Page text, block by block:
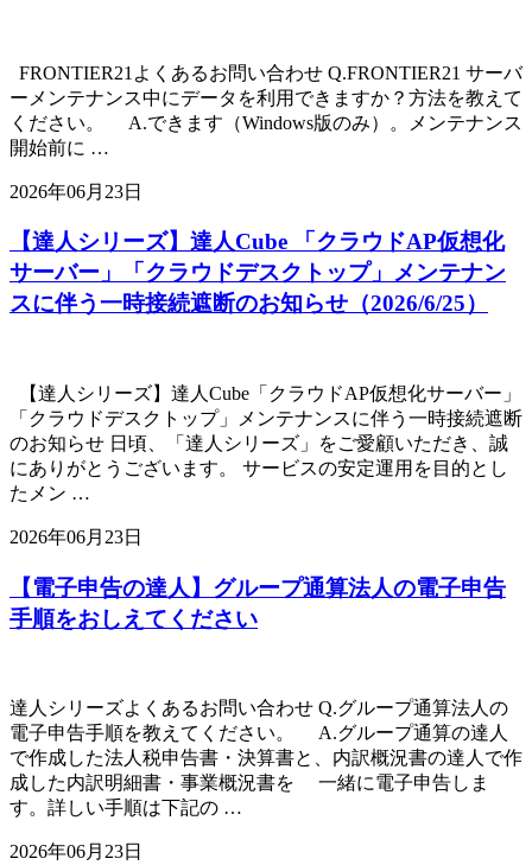
FRONTIER21よくあるお問い合わせ Q.FRONTIER21 サーバ
ーメンテナンス中にデータを利用できますか？方法を教えて
ください。 A.できます（Windows版のみ）。メンテナンス
開始前に …
2026年06月23日
【達人シリーズ】達人Cube 「クラウドAP仮想化
サーバー」「クラウドデスクトップ」メンテナン
スに伴う一時接続遮断のお知らせ（2026/6/25）
【達人シリーズ】達人Cube「クラウドAP仮想化サーバー」
「クラウドデスクトップ」メンテナンスに伴う一時接続遮断
のお知らせ 日頃、「達人シリーズ」をご愛顧いただき、誠
にありがとうございます。 サービスの安定運用を目的とし
たメン …
2026年06月23日
【電子申告の達人】グループ通算法人の電子申告
手順をおしえてください
達人シリーズよくあるお問い合わせ Q.グループ通算法人の
電子申告手順を教えてください。 A.グループ通算の達人
で作成した法人税申告書・決算書と、内訳概況書の達人で作
成した内訳明細書・事業概況書を 一緒に電子申告しま
す。詳しい手順は下記の …
2026年06月23日